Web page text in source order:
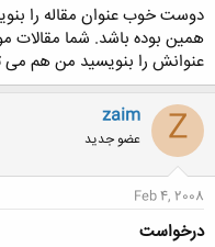
کلیک
دوست خوب عنوان مقاله را
همین بوده باشد. شما مقالات
عنوانش را بنویسید من هم می
Z
zaim
عضو جدید
Feb 4, 2008
درخواست